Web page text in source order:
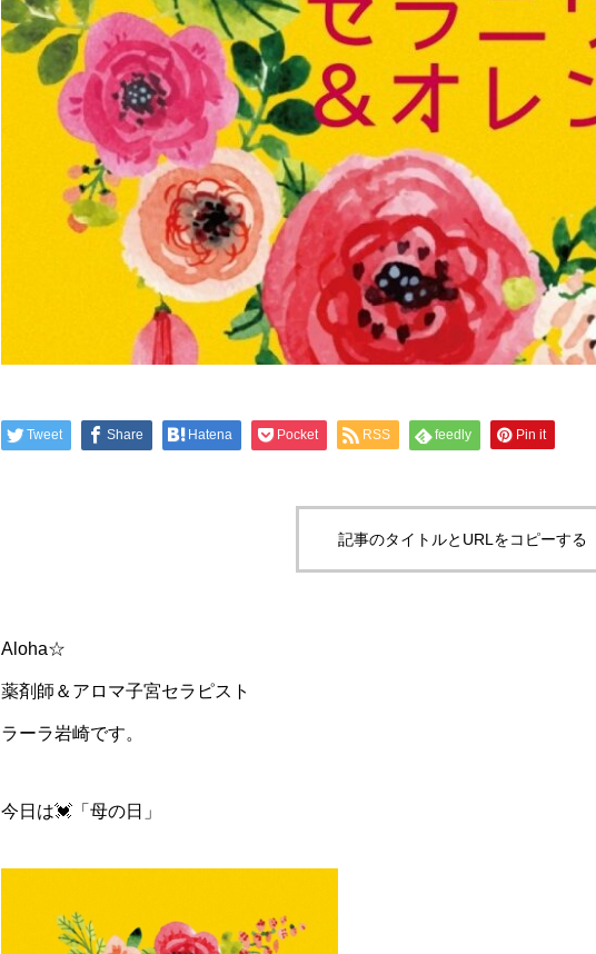
Tweet Share Hatena Pocket RSS feedly Pin it
記事のタイトルとURLをコピーする
Aloha☆
薬剤師＆アロマ子宮セラピスト
ラーラ岩崎です。
今日は💓「母の日」